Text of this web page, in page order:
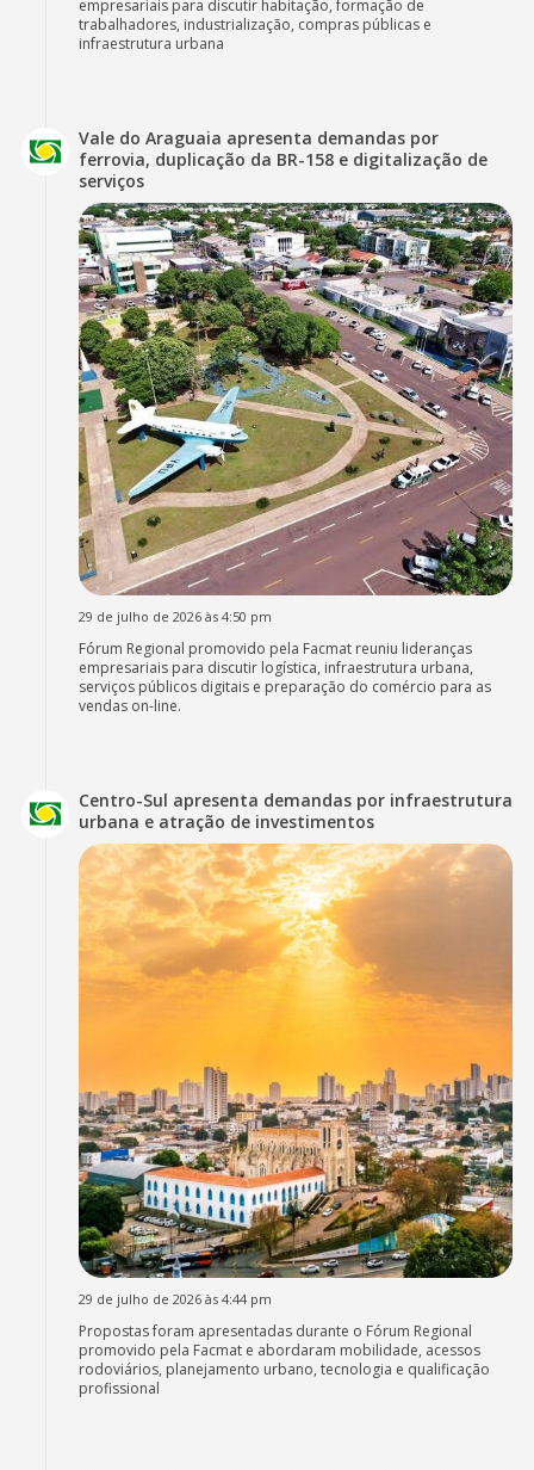
empresariais para discutir habitação, formação de
trabalhadores, industrialização, compras públicas e
infraestrutura urbana
Vale do Araguaia apresenta demandas por
ferrovia, duplicação da BR-158 e digitalização de
serviços
29 de julho de 2026 às 4:50 pm
Fórum Regional promovido pela Facmat reuniu lideranças
empresariais para discutir logística, infraestrutura urbana,
serviços públicos digitais e preparação do comércio para as
vendas on-line.
Centro-Sul apresenta demandas por infraestrutura
urbana e atração de investimentos
29 de julho de 2026 às 4:44 pm
Propostas foram apresentadas durante o Fórum Regional
promovido pela Facmat e abordaram mobilidade, acessos
rodoviários, planejamento urbano, tecnologia e qualificação
profissional